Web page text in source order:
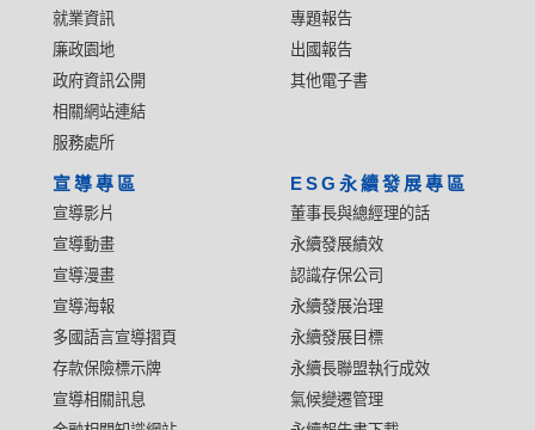
就業資訊
廉政園地
政府資訊公開
相關網站連結
服務處所
專題報告
出國報告
其他電子書
宣導專區
宣導影片
宣導動畫
宣導漫畫
宣導海報
多國語言宣導摺頁
存款保險標示牌
宣導相關訊息
ESG永續發展專區
董事長與總經理的話
永續發展績效
認識存保公司
永續發展治理
永續發展目標
永續長聯盟執行成效
氣候變遷管理